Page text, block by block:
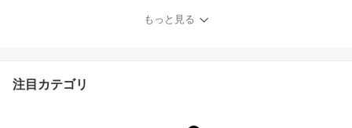
ィング 防砂レジャーシー
ト ピクニック キャンプ
もっと見る
注目カテゴリ